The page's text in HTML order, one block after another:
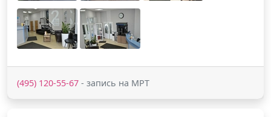
(495) 120-55-67 - запись на МРТ